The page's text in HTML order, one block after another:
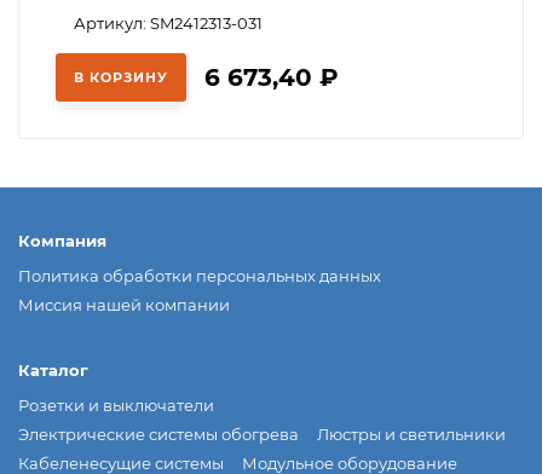
Артикул: SM2412313-031
В КОРЗИНУ 6 673,40 ₽
Компания
Политика обработки персональных данных
Миссия нашей компании
Каталог
Розетки и выключатели
Электрические системы обогрева
Люстры и светильники
Кабеленесущие системы
Модульное оборудование